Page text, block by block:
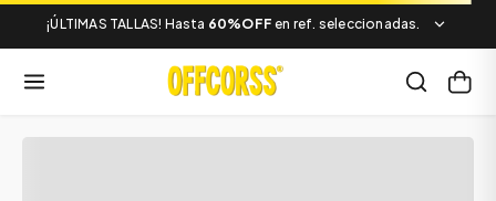
¡ÚLTIMAS TALLAS! Hasta 60%OFF en ref. seleccionadas.